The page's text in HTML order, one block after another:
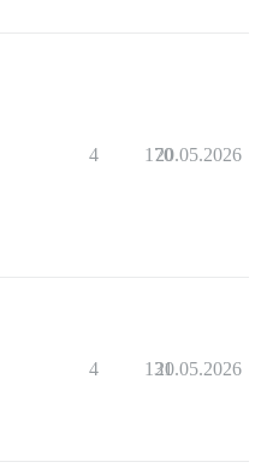
4 170
20.05.2026
4 131
20.05.2026